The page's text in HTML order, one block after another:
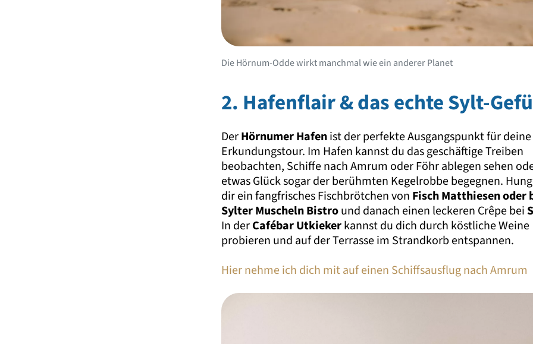
Die Hörnum-Odde wirkt manchmal wie ein anderer Planet
2. Hafenflair & das echte Sylt-
DerHörnumer Hafenist der perfekte Ausgangspunkt für deine
Erkundungstour. Im Hafen kannst du das geschäftige Treiben
beobachten, Schiffe nach Amrum oder Föhr ablegen sehen
etwas Glück sogar der berühmten Kegelrobbe begegnen.
dir ein fangfrisches Fischbrötchen von Fisch Matthiesen oder
Sylter Muscheln Bistround danach einen leckeren Crêpe bei
In derCafébar Utkiekerkannst du dich durch köstliche Weine
probieren und auf der Terrasse im Strandkorb entspannen.
Hier nehme ich dich mit auf einen Schiffsausflug nach Amrum